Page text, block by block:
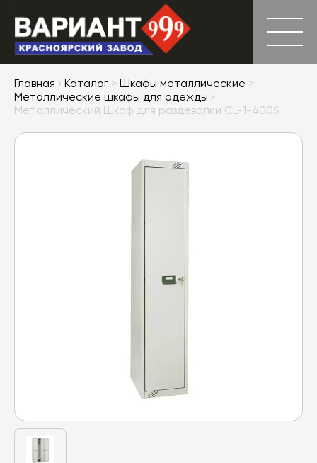
Главная › Каталог > Шкафы металлические >
Металлические шкафы для одежды ›
Металлический Шкаф для раздевалки CL-1-400S